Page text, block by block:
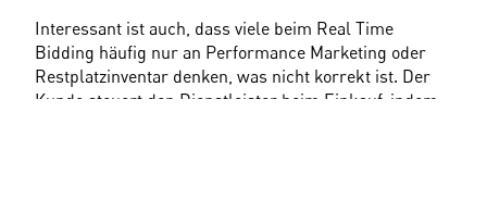
Interessant ist auch, dass viele beim Real Time
Bidding häufig nur an Performance Marketing oder
Restplatzinventar denken, was nicht korrekt ist. Der
Kunde steuert den Dienstleister beim Einkauf, indem